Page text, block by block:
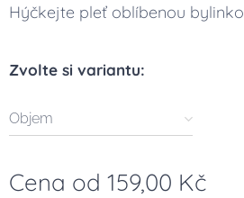
Hýčkejte pleť oblíbenou
Zvolte si variantu:
Objem
Cena od 159,00 Kč